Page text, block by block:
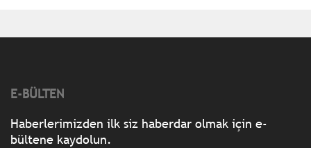
E-BÜLTEN
Haberlerimizden ilk siz haberdar olmak için e-
bültene kaydolun.